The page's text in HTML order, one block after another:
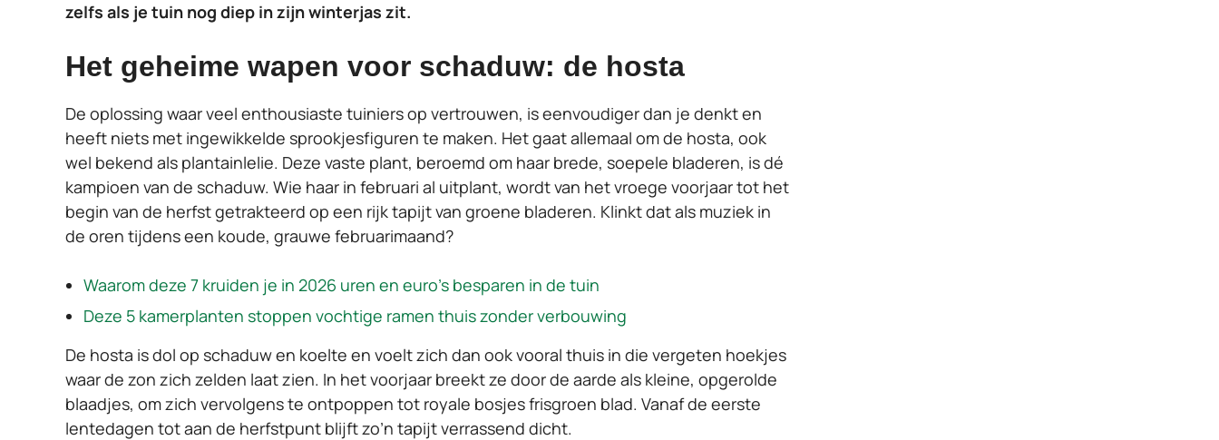
zelfs als je tuin nog diep in zijn winterjas zit.
Het geheime wapen voor schaduw: de hosta
De oplossing waar veel enthousiaste tuiniers op vertrouwen, is eenvoudiger dan je denkt en
heeft niets met ingewikkelde sprookjesfiguren te maken. Het gaat allemaal om de hosta, ook
wel bekend als plantainlelie. Deze vaste plant, beroemd om haar brede, soepele bladeren, is dé
kampioen van de schaduw. Wie haar in februari al uitplant, wordt van het vroege voorjaar tot het
begin van de herfst getrakteerd op een rijk tapijt van groene bladeren. Klinkt dat als muziek in
de oren tijdens een koude, grauwe februarimaand?
Waarom deze 7 kruiden je in 2026 uren en euro’s besparen in de tuin
Deze 5 kamerplanten stoppen vochtige ramen thuis zonder verbouwing
De hosta is dol op schaduw en koelte en voelt zich dan ook vooral thuis in die vergeten hoekjes
waar de zon zich zelden laat zien. In het voorjaar breekt ze door de aarde als kleine, opgerolde
blaadjes, om zich vervolgens te ontpoppen tot royale bosjes frisgroen blad. Vanaf de eerste
lentedagen tot aan de herfstpunt blijft zo’n tapijt verrassend dicht.